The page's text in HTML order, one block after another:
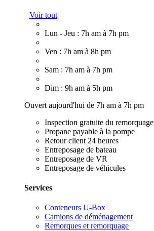
Voir tout
Lun - Jeu : 7h am à 7h pm
Ven : 7h am à 8h pm
Sam : 7h am à 7h pm
Dim : 9h am à 5h pm
Ouvert aujourd'hui de 7h am à 7h pm
Inspection gratuite du remorquage
Propane payable à la pompe
Retour client 24 heures
Entreposage de bateau
Entreposage de VR
Entreposage de véhicules
Services
Conteneurs U-Box
Camions de déménagement
Remorques et remorquage